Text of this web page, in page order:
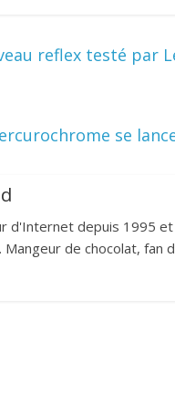
reflex testé par
se
d'Internet depuis 1995
Mangeur de chocolat, fan